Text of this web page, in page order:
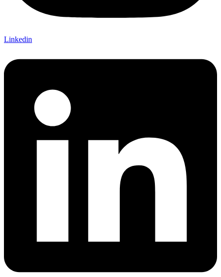
Linkedin